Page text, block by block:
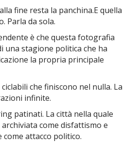
fine resta la panchina.E quella
Parla da sola.
è che questa fotografia
una stagione politica che ha
la propria principale
che finiscono nel nulla. La
infinite.
patinati. La città nella quale
come disfattismo e
attacco politico.